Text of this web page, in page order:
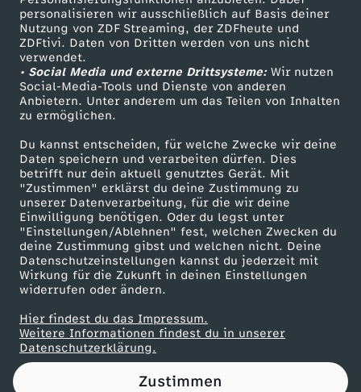
personalisieren wir ausschließlich auf Basis deiner
Nutzung von ZDF Streaming, der ZDFheute und
ZDFtivi. Daten von Dritten werden von uns nicht
verwendet.
• Social Media und externe Drittsysteme:Wir nutzen
Social-Media-Tools und Dienste von anderen
Anbietern. Unter anderem um das Teilen von Inhalten
zu ermöglichen.
Du kannst entscheiden, für welche Zwecke wir deine
Daten speichern und verarbeiten dürfen. Dies
betrifft nur dein aktuell genutztes Gerät. Mit
"Zustimmen" erklärst du deine Zustimmung zu
unserer Datenverarbeitung, für die wir deine
Einwilligung benötigen. Oder du legst unter
"Einstellungen/Ablehnen" fest, welchen Zwecken du
deine Zustimmung gibst und welchen nicht. Deine
Datenschutzeinstellungen kannst du jederzeit mit
Wirkung für die Zukunft in deinen Einstellungen
widerrufen oder ändern.
Hier findest du das Impressum.
Weitere Informationen findest du in unserer
Datenschutzerklärung.
Zustimmen
d
a
u
u
n
d
d
e
r
E
ZDF Unternehmen
Karriere
ZDF goes Schule
Werbefernsehen
Mainzelmännchen
Partner